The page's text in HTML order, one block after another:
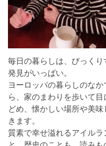
毎日の暮らしは、びっく
発見がいっぱい。
ヨーロッパの暮らしのな
ら、家のまわりを歩いて
どめ、懐かしい場所や美
きます。
質素で幸せ溢れるアイル